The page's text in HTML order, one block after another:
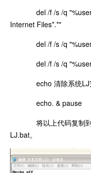
del /f /s /q
Internet Files*.*"
del /f /s /q
del /f /s /q
echo 清除系统LJ
echo. & pause
将以上代码复制到
LJ.bat。